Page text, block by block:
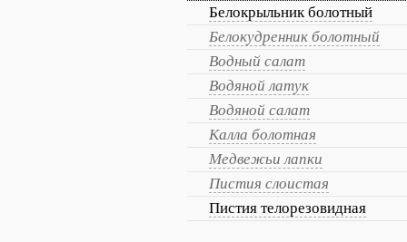
Белокрыльник болотный
Белокудренник болотный
Водный салат
Водяной латук
Водяной салат
Калла болотная
Медвежьи лапки
Пистия слоистая
Пистия телорезовидная